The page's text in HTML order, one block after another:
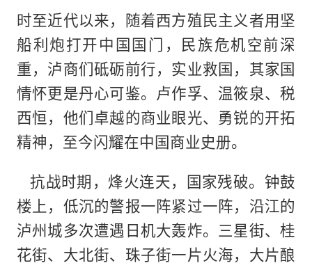
时至近代以来，随着西方殖民主义者用坚
船利炮打开中国国门，民族危机空前深
重，泸商们砥砺前行，实业救国，其家国
情怀更是丹心可鉴。卢作孚、温筱泉、税
西恒，他们卓越的商业眼光、勇锐的开拓
精神，至今闪耀在中国商业史册。
抗战时期，烽火连天，国家残破。钟鼓
楼上，低沉的警报一阵紧过一阵，沿江的
泸州城多次遭遇日机大轰炸。三星街、桂
花街、大北街、珠子街一片火海，大片酿